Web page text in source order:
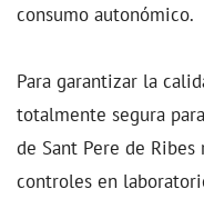
consumo autonómico.
Para garantizar la
totalmente segura
de Sant Pere de
controles en